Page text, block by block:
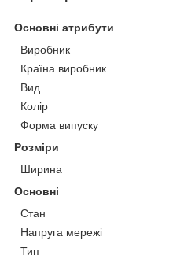
Основні атрибути
Виробник
Країна виробник
Вид
Колір
Форма випуску
Розміри
Ширина
Основні
Стан
Напруга мережі
Тип